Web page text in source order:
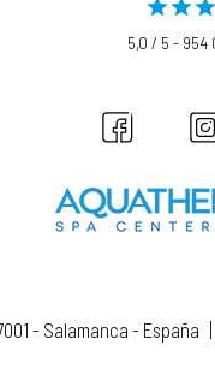
5,0 / 5 - 954
- Salamanca - España